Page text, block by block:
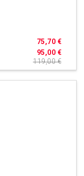
95,00 €
75,70 €
119,00 €